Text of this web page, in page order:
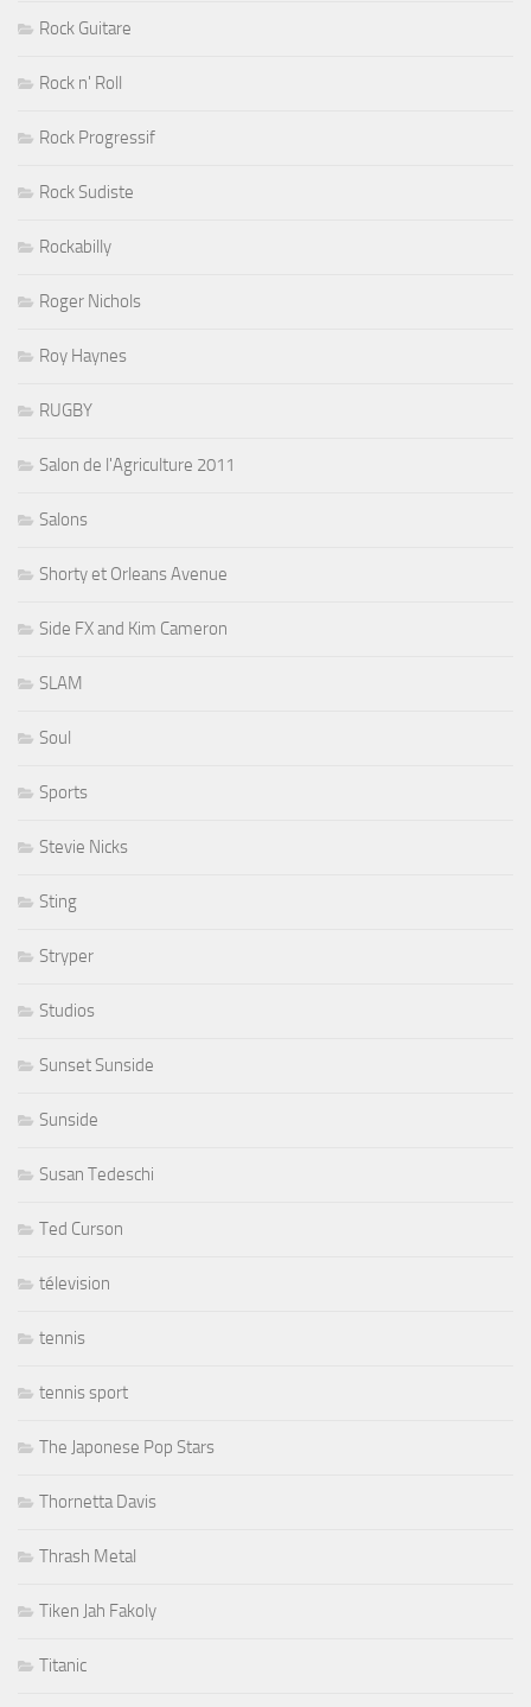
Rock Guitare
Rock n' Roll
Rock Progressif
Rock Sudiste
Rockabilly
Roger Nichols
Roy Haynes
RUGBY
Salon de l'Agriculture 2011
Salons
Shorty et Orleans Avenue
Side FX and Kim Cameron
SLAM
Soul
Sports
Stevie Nicks
Sting
Stryper
Studios
Sunset Sunside
Sunside
Susan Tedeschi
Ted Curson
télevision
tennis
tennis sport
The Japonese Pop Stars
Thornetta Davis
Thrash Metal
Tiken Jah Fakoly
Titanic